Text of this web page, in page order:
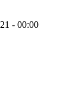
- 00:00